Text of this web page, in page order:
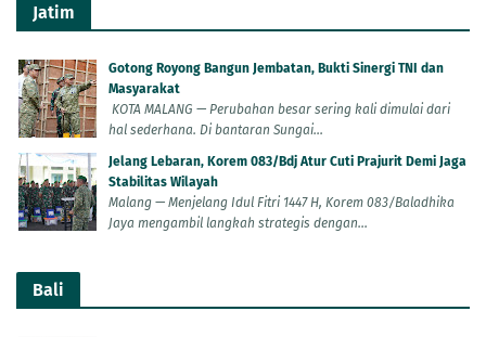
Jatim
Gotong Royong Bangun Jembatan, Bukti Sinergi TNI dan
Masyarakat
KOTA MALANG — Perubahan besar sering kali dimulai dari
hal sederhana. Di bantaran Sungai...
Jelang Lebaran, Korem 083/Bdj Atur Cuti Prajurit Demi Jaga
Stabilitas Wilayah
Malang — Menjelang Idul Fitri 1447 H, Korem 083/Baladhika
Jaya mengambil langkah strategis dengan...
Bali